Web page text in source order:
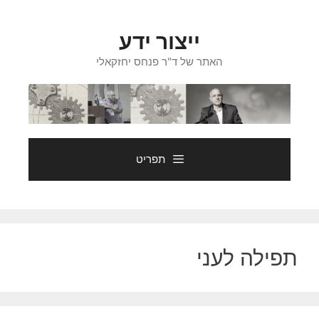
ייצור ידע
האתר של ד"ר פנחס יחזקאלי
תפריט
תפילה לעני